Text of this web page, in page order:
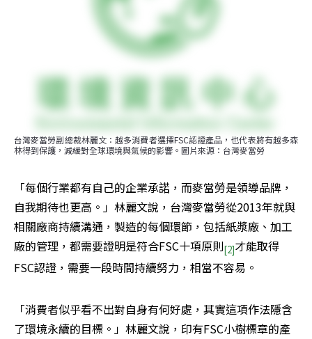
台灣麥當勞副總裁林麗文：越多消費者選擇FSC認證產品，也代表將有越多森
林得到保護，減緩對全球環境與氣候的影響。圖片來源：台灣麥當勞
「每個行業都有自己的企業承諾，而麥當勞是領導品牌，
自我期待也更高。」林麗文說，台灣麥當勞從2013年就與
相關廠商持續溝通，製造的每個環節，包括紙漿廠、加工
廠的管理，都需要證明是符合FSC十項原則[2]才能取得
FSC認證，需要一段時間持續努力，相當不容易。
「消費者似乎看不出對自身有何好處，其實這項作法隱含
了環境永續的目標。」林麗文說，印有FSC小樹標章的產